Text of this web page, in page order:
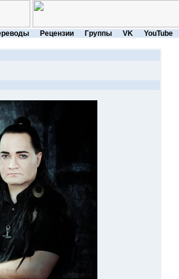
Рецензии Группы VK YouTube